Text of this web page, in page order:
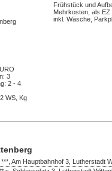
Frühstück und
Mehrkosten, als EZ
inkl. Wäsche,
3
2 - 4
WS, Kg
Am Hauptbahnhof 3, Lutherstadt